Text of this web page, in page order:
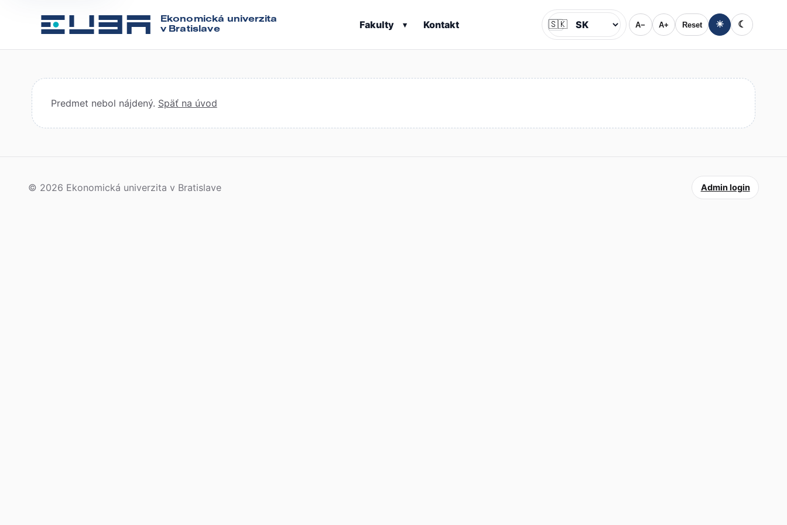
Ekonomická univerzita
v Bratislave
Fakulty ▾ Kontakt Jazyk
🇸🇰 A− A+ Reset ☀ ☾
Predmet nebol nájdený. Späť na úvod
© 2026 Ekonomická univerzita v Bratislave Admin login